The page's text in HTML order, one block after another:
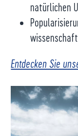
natürlichen
Entdecken Sie